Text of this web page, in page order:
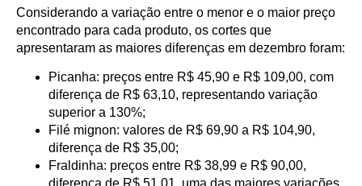
Considerando a variação entre o menor e o maior preço
encontrado para cada produto, os cortes que
apresentaram as maiores diferenças em dezembro foram:
Picanha: preços entre R$ 45,90 e R$ 109,00, com
diferença de R$ 63,10, representando variação
superior a 130%;
Filé mignon: valores de R$ 69,90 a R$ 104,90,
diferença de R$ 35,00;
Fraldinha: preços entre R$ 38,99 e R$ 90,00,